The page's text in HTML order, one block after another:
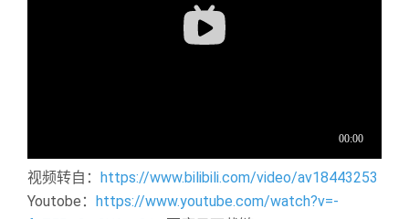
视频转自： https://www.bilibili.com/video/av18443253
Youtobe： https://www.youtube.com/watch?v=-